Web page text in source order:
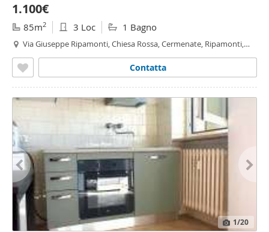
1.100€
85m2 3 Loc 1 Bagno
Via Giuseppe Ripamonti, Chiesa Rossa, Cermenate, Ripamonti,
Contatta
1/20